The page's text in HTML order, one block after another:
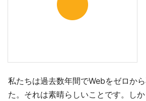
私たちは過去数年間でWebをゼロか
た。それは素晴らしいことです。し